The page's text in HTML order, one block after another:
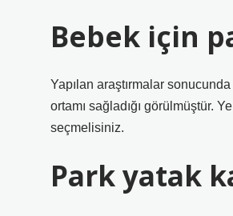
Bebek için
Yapılan araştırmalar
ortamı sağladığı görülmüştür.
seçmelisiniz.
Park yatak